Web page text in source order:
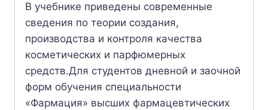
В учебнике приведены современные
сведения по теории создания,
производства и контроля качества
косметических и парфюмерных
средств.Для студентов дневной и заочной
форм обучения специальности
«Фармация» высших фармацевтических